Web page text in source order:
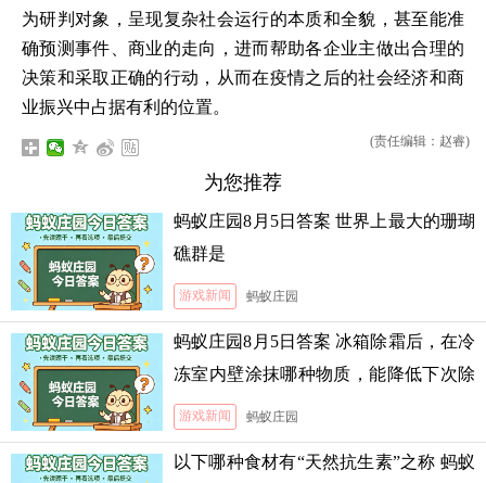
为研判对象，呈现复杂社会运行的本质和全貌，甚至能准
确预测事件、商业的走向，进而帮助各企业主做出合理的
决策和采取正确的行动，从而在疫情之后的社会经济和商
业振兴中占据有利的位置。
(责任编辑：赵睿)
为您推荐
蚂蚁庄园8月5日答案 世界上最大的珊瑚
礁群是
游戏新闻 蚂蚁庄园
蚂蚁庄园8月5日答案 冰箱除霜后，在冷
冻室内壁涂抹哪种物质，能降低下次除
霜的难度
游戏新闻 蚂蚁庄园
以下哪种食材有“天然抗生素”之称 蚂蚁